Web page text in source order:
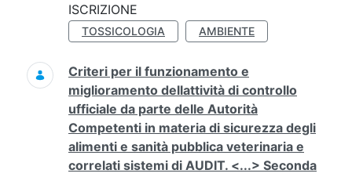
ISCRIZIONE
TOSSICOLOGIA AMBIENTE
Criteri per il funzionamento e
miglioramento dellattività di controllo
ufficiale da parte delle Autorità
Competenti in materia di sicurezza degli
alimenti e sanità pubblica veterinaria e
correlati sistemi di AUDIT. <...> Seconda